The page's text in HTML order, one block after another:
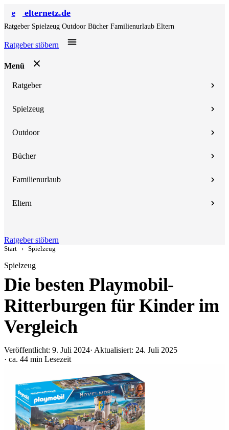
e elternetz.de
Ratgeber Spielzeug Outdoor Bücher Familienurlaub Eltern
Ratgeber stöbern
Menü
Ratgeber
Spielzeug
Outdoor
Bücher
Familienurlaub
Eltern
Ratgeber stöbern
Start › Spielzeug
Spielzeug
Die besten Playmobil-
Ritterburgen für Kinder im
Vergleich
Veröffentlicht: 9. Juli 2024· Aktualisiert: 24. Juli 2025
· ca. 44 min Lesezeit